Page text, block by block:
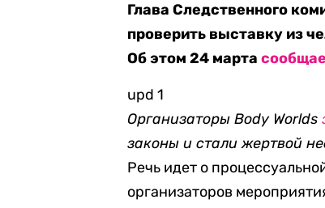
Глава Следственного
проверить выставку из
Об этом 24 марта
upd 1
Организаторы Body Worlds
законы и стали жертвой
Речь идет о
организаторов